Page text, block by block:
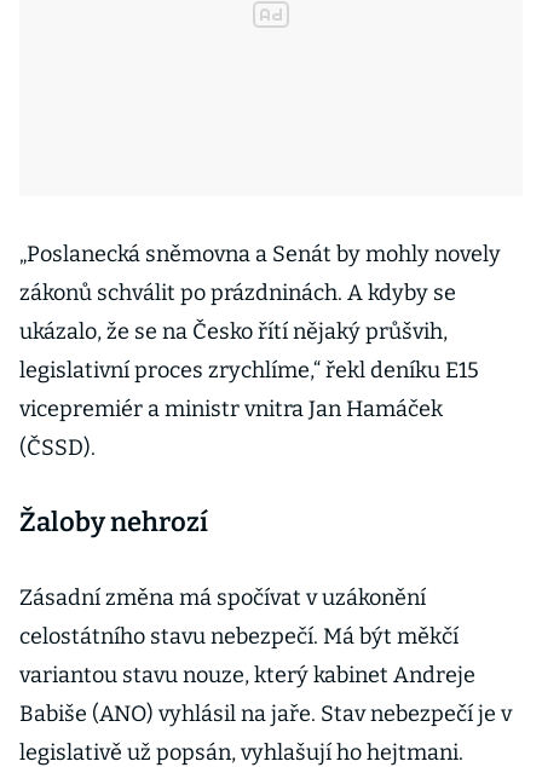
„Poslanecká sněmovna a Senát by mohly novely
zákonů schválit po prázdninách. A kdyby se
ukázalo, že se na Česko řítí nějaký průšvih,
legislativní proces zrychlíme,“ řekl deníku E15
vicepremiér a ministr vnitra Jan Hamáček
(ČSSD).
Žaloby nehrozí
Zásadní změna má spočívat v uzákonění
celostátního stavu nebezpečí. Má být měkčí
variantou stavu nouze, který kabinet Andreje
Babiše (ANO) vyhlásil na jaře. Stav nebezpečí je v
legislativě už popsán, vyhlašují ho hejtmani.